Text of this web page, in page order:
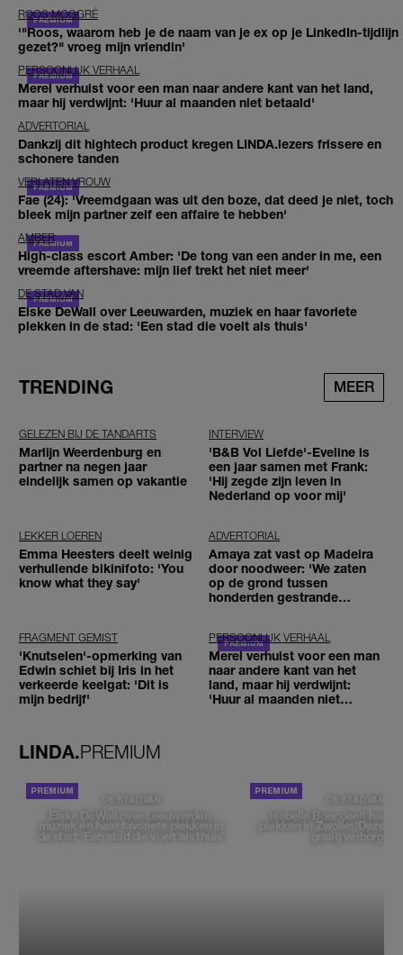
ROOS MOGGRÉ
'"Roos, waarom heb je de naam van je ex op je LinkedIn-tijdlijn
gezet?" vroeg mijn vriendin'
PERSOONLIJK VERHAAL
Merel verhuist voor een man naar andere kant van het land,
maar hij verdwijnt: 'Huur al maanden niet betaald'
ADVERTORIAL
Dankzij dit hightech product kregen LINDA.lezers frissere en
schonere tanden
VERLATEN VROUW
Fae (24): 'Vreemdgaan was uit den boze, dat deed je niet, toch
bleek mijn partner zelf een affaire te hebben'
AMBER
High-class escort Amber: 'De tong van een ander in me, een
vreemde aftershave: mijn lief trekt het niet meer'
DE STAD VAN
Elske DeWall over Leeuwarden, muziek en haar favoriete
plekken in de stad: 'Een stad die voelt als thuis'
TRENDING MEER
GELEZEN BIJ DE TANDARTS
Marlijn Weerdenburg en
partner na negen jaar
eindelijk samen op vakantie
INTERVIEW
'B&B Vol Liefde'-Eveline is
een jaar samen met Frank:
'Hij zegde zijn leven in
Nederland op voor mij'
LEKKER LOEREN
Emma Heesters deelt weinig
verhullende bikinifoto: 'You
know what they say'
ADVERTORIAL
Amaya zat vast op Madeira
door noodweer: 'We zaten
op de grond tussen
honderden gestrande
FRAGMENT GEMIST
'Knutselen'-opmerking van
Edwin schiet bij Iris in het
verkeerde keelgat: 'Dit is
mijn bedrijf'
PERSOONLIJK VERHAAL
Merel verhuist voor een man
naar andere kant van het
land, maar hij verdwijnt:
'Huur al maanden niet
LINDA.PREMIUM
DE STAD VAN
Elske DeWall over Leeuwarden,
muziek en haar favoriete plekken in
de stad: 'Een stad die voelt als thuis'
DE STAD VAN
Isabelle Boer deelt haar
plekken in Zwolle: 'Deze
graag verborgen'